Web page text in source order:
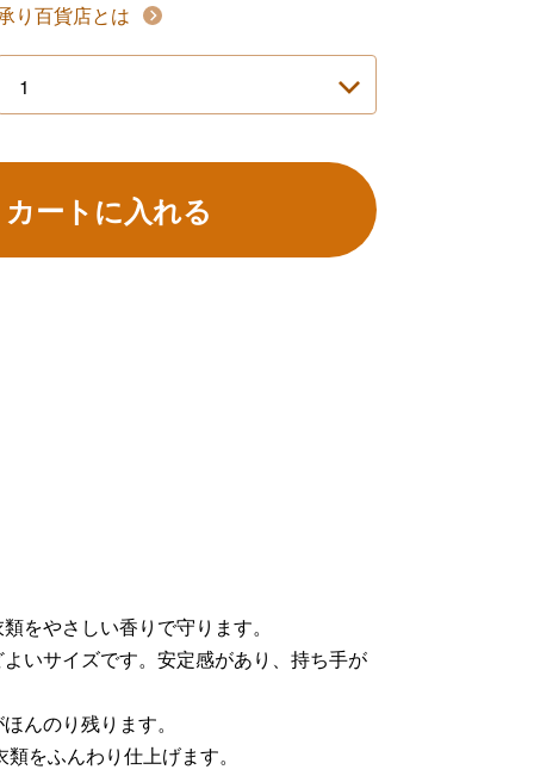
り百貨店とは
カートに入れる
をやさしい香りで守ります。
いサイズです。安定感があり、持ち手が
んのり残ります。
をふんわり仕上げます。